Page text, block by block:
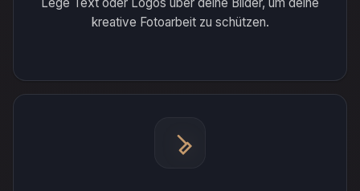
kreative Fotoarbeit zu schützen.